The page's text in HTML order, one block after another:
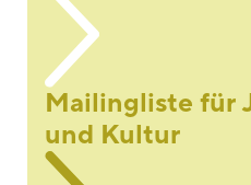
Mailingliste für
und Kultur